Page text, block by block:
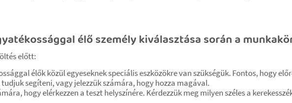
élő személy kiválasztása során a
előtt:
élők közül egyeseknek speciális eszközökre van szükségük. Fontos, hogy
segíteni, vagy jelezzük számára, hogy hozza magával.
hogy elérkezzen a teszt helyszínére. Kérdezzük meg milyen széles a